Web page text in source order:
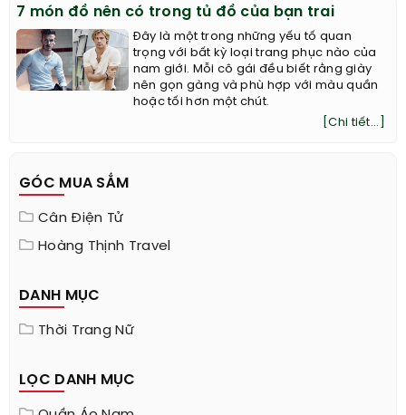
7 món đồ nên có trong tủ đồ của bạn trai
Đây là một trong những yếu tố quan
trọng với bất kỳ loại trang phục nào của
nam giới. Mỗi cô gái đều biết rằng giày
nên gọn gàng và phù hợp với màu quần
hoặc tối hơn một chút.
[Chi tiết...]
GÓC MUA SẮM
Cân Điện Tử
Hoàng Thịnh Travel
DANH MỤC
Thời Trang Nữ
LỌC DANH MỤC